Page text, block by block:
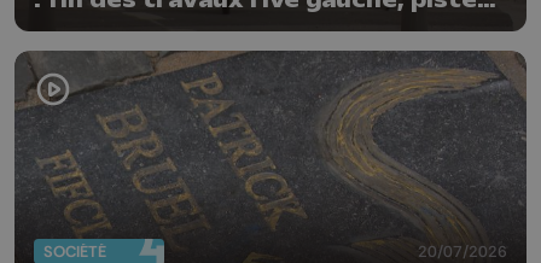
Guillemins...
SOCIÉTÉ 20/07/2026